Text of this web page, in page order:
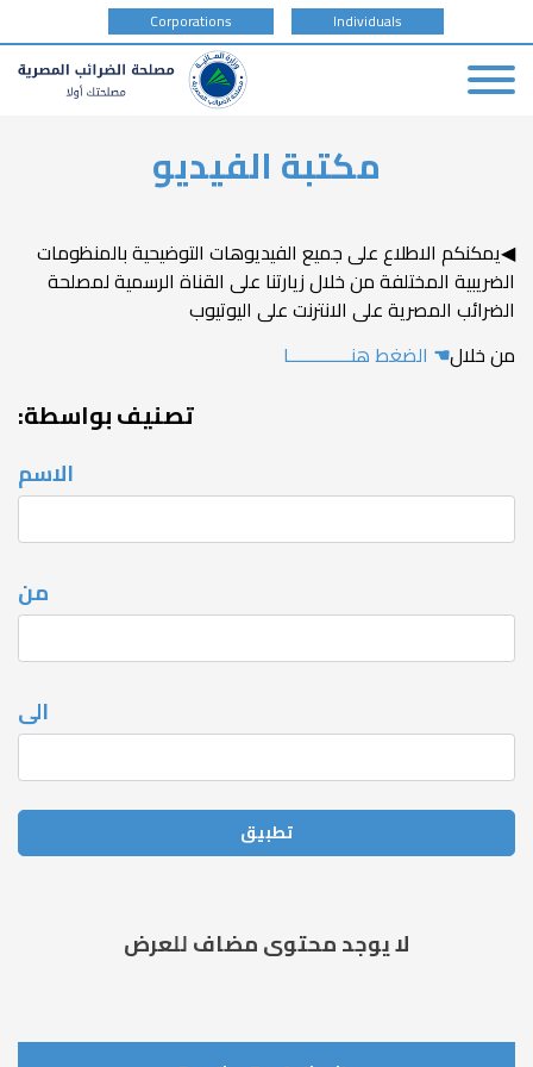
type
Corporations Individuals
مكتبة الفيديو
◀يمكنكم الاطلاع على جميع الفيديوهات التوضيحية بالمنظومات
الضريبية المختلفة من خلال زيارتنا على القناة الرسمية لمصلحة
الضرائب المصرية على الانترنت على اليوتيوب
من خلال☚ الضغط هنـــــــــــــا
تصنيف بواسطة:
الاسم
من
الى
لا يوجد محتوى مضاف للعرض